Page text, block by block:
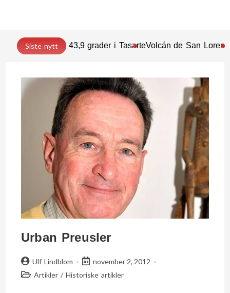
Siste nytt 43,9 grader i TasarteVolcán de San
Urban Preusler
Ulf Lindblom
november 2, 2012
Artikler / Historiske artikler